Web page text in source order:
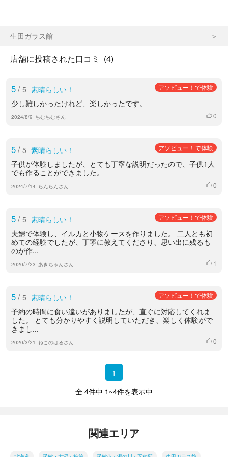
生田ガラス館
店舗に投稿された口コミ (4)
5/ 5 素晴らしい！ アソビュー！で体験
少し難しかったけれど、楽しかったです。
2024/8/9 ちむちむさん いいね
0
5/ 5 素晴らしい！ アソビュー！で体験
子供が体験しましたが、とても丁寧な説明だったので、子供1人
でも作ることができました。
2024/7/14 らんらんさん いいね
0
5/ 5 素晴らしい！ アソビュー！で体験
夫婦で体験し、イルカと小物ケースを作りました。 二人とも初
めての経験でしたが、丁寧に教えてくださり、思い出に残るも
のが作...
2020/7/23 あきちゃんさん いいね
1
5/ 5 素晴らしい！ アソビュー！で体験
予約の時間に食い違いがありましたが、直ぐに対応してくれま
した。 とても分かりやすく説明していただき、楽しく体験がで
きまし...
2020/3/21 ねこのはるさん いいね
0
1
全 4件中 1~4件を表示中
関連エリア